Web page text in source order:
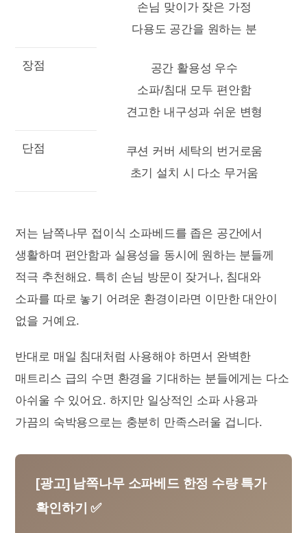
손님 맞이가 잦은 가정
다용도 공간을 원하는 분
장점
공간 활용성 우수
소파/침대 모두 편안함
견고한 내구성과 쉬운 변형
단점
쿠션 커버 세탁의 번거로움
초기 설치 시 다소 무거움
저는 남쪽나무 접이식 소파베드를 좁은 공간에서
생활하며 편안함과 실용성을 동시에 원하는 분들께
적극 추천해요. 특히 손님 방문이 잦거나, 침대와
소파를 따로 놓기 어려운 환경이라면 이만한 대안이
없을 거예요.
반대로 매일 침대처럼 사용해야 하면서 완벽한
매트리스 급의 수면 환경을 기대하는 분들에게는 다소
아쉬울 수 있어요. 하지만 일상적인 소파 사용과
가끔의 숙박용으로는 충분히 만족스러울 겁니다.
[광고] 남쪽나무 소파베드 한정 수량 특가
확인하기 ✅